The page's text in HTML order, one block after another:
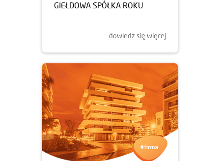
GIEŁDOWA SPÓŁKA ROKU
dowiedz się więcej